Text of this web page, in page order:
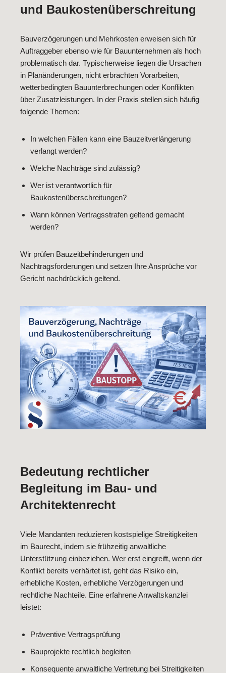
und Baukostenüberschreitung
Bauverzögerungen und Mehrkosten erweisen sich für
Auftraggeber ebenso wie für Bauunternehmen als hoch
problematisch dar. Typischerweise liegen die Ursachen
in Planänderungen, nicht erbrachten Vorarbeiten,
wetterbedingten Bauunterbrechungen oder Konflikten
über Zusatzleistungen. In der Praxis stellen sich häufig
folgende Themen:
In welchen Fällen kann eine Bauzeitverlängerung
verlangt werden?
Welche Nachträge sind zulässig?
Wer ist verantwortlich für
Baukostenüberschreitungen?
Wann können Vertragsstrafen geltend gemacht
werden?
Wir prüfen Bauzeitbehinderungen und
Nachtragsforderungen und setzen Ihre Ansprüche vor
Gericht nachdrücklich geltend.
Bedeutung rechtlicher
Begleitung im Bau- und
Architektenrecht
Viele Mandanten reduzieren kostspielige Streitigkeiten
im Baurecht, indem sie frühzeitig anwaltliche
Unterstützung einbeziehen. Wer erst eingreift, wenn der
Konflikt bereits verhärtet ist, geht das Risiko ein,
erhebliche Kosten, erhebliche Verzögerungen und
rechtliche Nachteile. Eine erfahrene Anwaltskanzlei
leistet:
Präventive Vertragsprüfung
Bauprojekte rechtlich begleiten
Konsequente anwaltliche Vertretung bei Streitigkeiten